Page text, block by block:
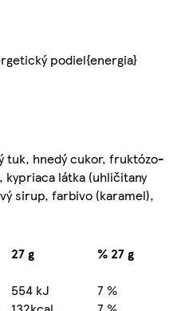
podiel{energia}
tuk, hnedý cukor, fruktózo-
kypriaca látka (uhličitany
sirup, farbivo (karamel),
27 g
% 27 g
554 kJ
7 %